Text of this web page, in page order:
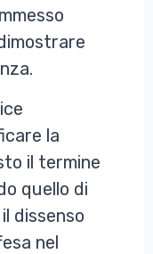
la
il termine
quello di
il dissenso
nel